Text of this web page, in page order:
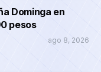
Dominga en
90 pesos
ago 8, 2026